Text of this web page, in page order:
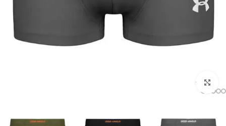
بزرگنمایی تصویر